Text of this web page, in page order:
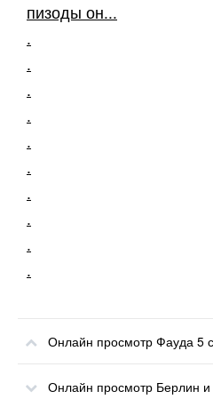
пизоды он...
.
.
.
.
.
.
.
.
.
.
Онлайн просмотр Фауда 5 сезон
Онлайн просмотр Берлин и Дама с